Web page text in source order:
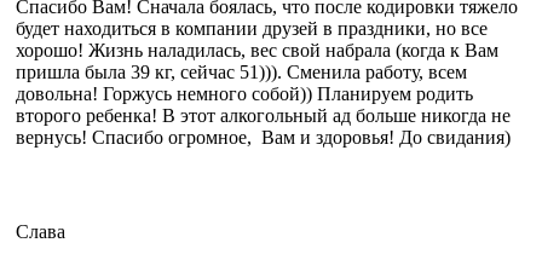
Спасибо Вам! Сначала боялась, что после кодировки тяжело
будет находиться в компании друзей в праздники, но все
хорошо! Жизнь наладилась, вес свой набрала (когда к Вам
пришла была 39 кг, сейчас 51))). Сменила работу, всем
довольна! Горжусь немного собой)) Планируем родить
второго ребенка! В этот алкогольный ад больше никогда не
вернусь! Спасибо огромное, Вам и здоровья! До свидания)
Слава